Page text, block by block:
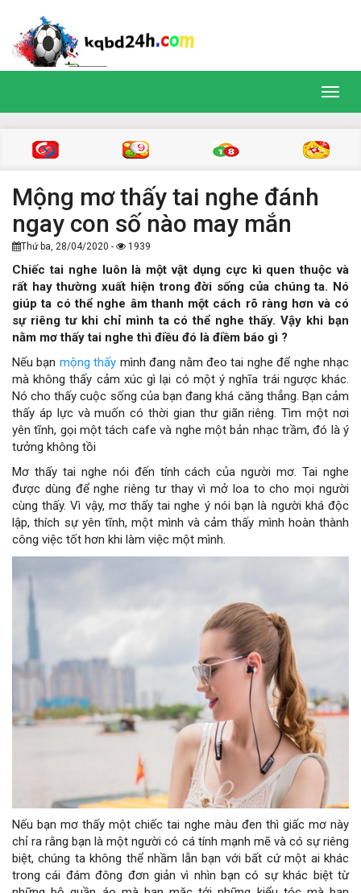
Mộng mơ thấy tai nghe đánh
ngay con số nào may mắn
Thứ ba, 28/04/2020 - 1939
Chiếc tai nghe luôn là một vật dụng cực kì quen thuộc và
rất hay thường xuất hiện trong đời sống của chúng ta. Nó
giúp ta có thể nghe âm thanh một cách rõ ràng hơn và có
sự riêng tư khi chỉ mình ta có thể nghe thấy. Vậy khi bạn
nằm mơ thấy tai nghe thì điều đó là điềm báo gì ?
Nếu bạn mộng thấy mình đang nằm đeo tai nghe để nghe nhạc
mà không thấy cảm xúc gì lại có một ý nghĩa trái ngược khác.
Nó cho thấy cuộc sống của bạn đang khá căng thẳng. Bạn cảm
thấy áp lực và muốn có thời gian thư giãn riêng. Tìm một nơi
yên tĩnh, gọi một tách cafe và nghe một bản nhạc trầm, đó là ý
tưởng không tồi
Mơ thấy tai nghe nói đến tính cách của người mơ. Tai nghe
được dùng để nghe riêng tư thay vì mở loa to cho mọi người
cùng thấy. Vì vậy, mơ thấy tai nghe ý nói bạn là người khá độc
lập, thích sự yên tĩnh, một mình và cảm thấy mình hoàn thành
công việc tốt hơn khi làm việc một mình.
Nếu bạn mơ thấy một chiếc tai nghe màu đen thì giấc mơ này
chỉ ra rằng bạn là một người có cá tính mạnh mẽ và có sự riêng
biệt, chúng ta không thể nhầm lẫn bạn với bất cứ một ai khác
trong cái đám đông đơn giản vì nhìn bạn có sự khác biệt từ